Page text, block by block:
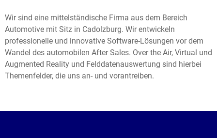
Wir sind eine mittelständische Firma aus dem Bereich
Automotive mit Sitz in Cadolzburg. Wir entwickeln
professionelle und innovative Software-Lösungen vor dem
Wandel des automobilen After Sales. Over the Air, Virtual und
Augmented Reality und Felddatenauswertung sind hierbei
Themenfelder, die uns an- und vorantreiben.